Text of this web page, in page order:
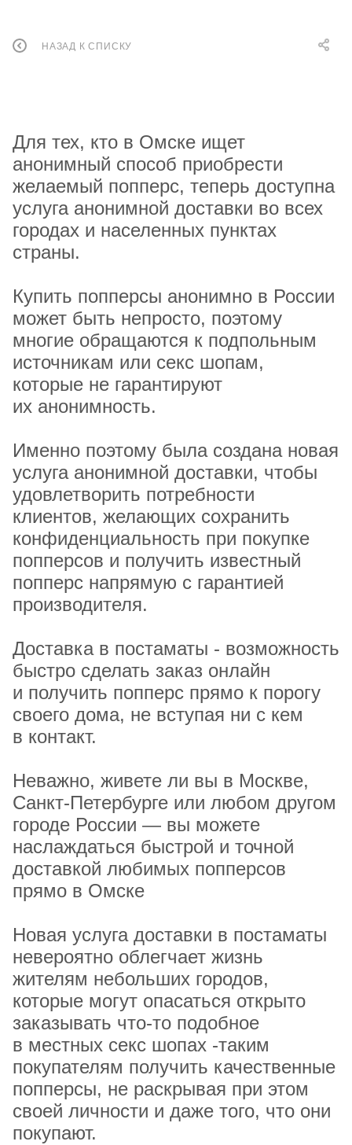
НАЗАД К СПИСКУ
Для тех, кто в Омске ищет
анонимный способ приобрести
желаемый попперс, теперь доступна
услуга анонимной доставки во всех
городах и населенных пунктах
страны.
Купить попперсы анонимно в России
может быть непросто, поэтому
многие обращаются к подпольным
источникам или секс шопам,
которые не гарантируют
их анонимность.
Именно поэтому была создана новая
услуга анонимной доставки, чтобы
удовлетворить потребности
клиентов, желающих сохранить
конфиденциальность при покупке
попперсов и получить известный
попперс напрямую с гарантией
производителя.
Доставка в постаматы - возможность
быстро сделать заказ онлайн
и получить попперс прямо к порогу
своего дома, не вступая ни с кем
в контакт.
Неважно, живете ли вы в Москве,
Санкт-Петербурге или любом другом
городе России — вы можете
наслаждаться быстрой и точной
доставкой любимых попперсов
прямо в Омске
Новая услуга доставки в постаматы
невероятно облегчает жизнь
жителям небольших городов,
которые могут опасаться открыто
заказывать что-то подобное
в местных секс шопах -таким
покупателям получить качественные
попперсы, не раскрывая при этом
своей личности и даже того, что они
покупают.